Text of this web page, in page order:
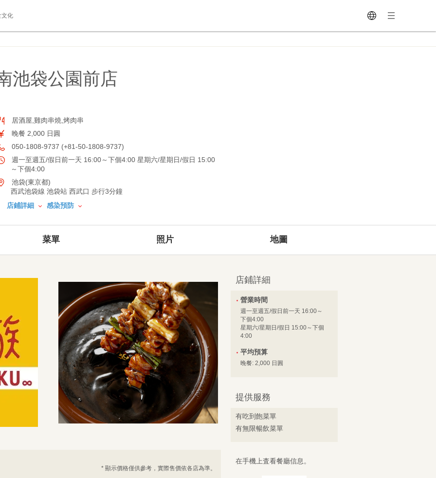
文化
池袋公園前店
居酒屋,雞肉串燒,烤肉串
晚餐 2,000 日圓
050-1808-9737 (+81-50-1808-9737)
週一至週五/假日前一天 16:00～下個4:00 星期六/星期日/假日 15:00
～下個4:00
池袋(東京都)
西武池袋線 池袋站 西武口 步行3分鐘
店鋪詳細
感染預防
菜單 照片 地圖
* 顯示價格僅供參考，實際售價依各店為準。
店鋪詳細
營業時間
週一至週五/假日前一天 16:00～
下個4:00
星期六/星期日/假日 15:00～下個
4:00
平均預算
晚餐: 2,000 日圓
提供服務
有吃到飽菜單
有無限暢飲菜單
在手機上査看餐廳信息。